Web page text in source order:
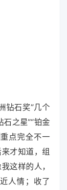
钻石奖”几个
之星”“铂金
点完全不一
才知道，组
这样的人，
人情；收了